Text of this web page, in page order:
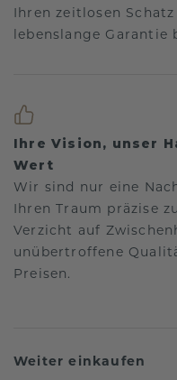
Ihren zeitlosen
lebenslange Garantie
Ihre Vision, unser
Wert
Wir sind nur eine
Ihren Traum präzise
Verzicht auf
unübertroffene
Preisen.
Weiter einkaufen